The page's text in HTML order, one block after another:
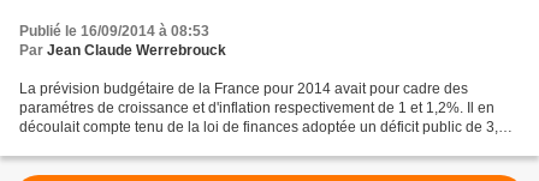
Publié le 16/09/2014 à 08:53
Par Jean Claude Werrebrouck
La prévision budgétaire de la France pour 2014 avait pour cadre des
paramétres de croissance et d'inflation respectivement de 1 et 1,2%. Il en
découlait compte tenu de la loi de finances adoptée un déficit public de 3,8